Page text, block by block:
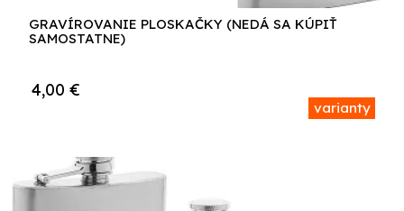
GRAVÍROVANIE PLOSKAČKY (NEDÁ SA KÚPIŤ
SAMOSTATNE)
varianty
4,00 €